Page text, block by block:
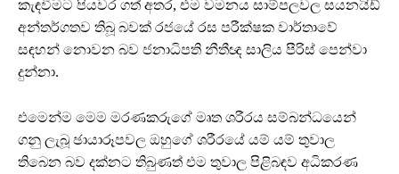
කැඳවීමට පියවර ගත් අතර, එම වමනය සාම්පලවල සයනයිඩ්
අන්තර්ගතව තිබූ බවක් රජයේ රස පරීක්ෂක වාර්තාවේ
සඳහන් නොවන බව ජනාධිපති නීතීඥ සාලිය පීරිස් පෙන්වා
දුන්නා.
එමෙන්ම මෙම මරණකරුගේ මෘත ශරීරය සම්බන්ධයෙන්
ගනු ලැබූ ඡායාරූපවල ඔහුගේ ශරීරයේ යම් යම් තුවාල
තිබෙන බව දක්නට තිබුණත් එම තුවාල පිළිබඳව අධිකරණ